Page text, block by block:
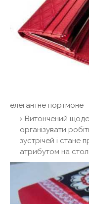
елегантне портмоне
Витончений
організувати
зустрічей і стане
атрибутом на столі.